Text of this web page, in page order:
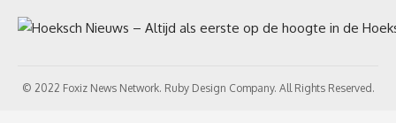
© 2022 Foxiz News Network. Ruby Design Company. All Rights Reserved.